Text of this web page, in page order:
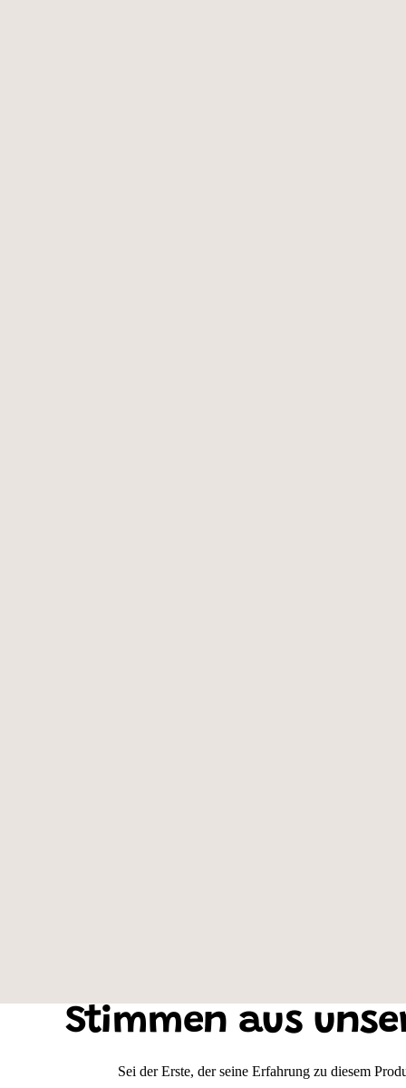
Farbe des Shirts: Schwarz, Motivauswahl: Boston Terrier
Stimmen aus
Sei der Erste, der seine Erfahrung zu diesem